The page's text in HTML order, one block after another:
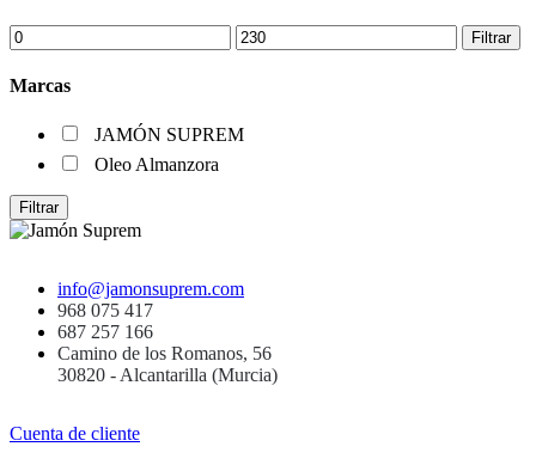
Precio
mínimo
Precio
máximo
Filtrar
Marcas
JAMÓN SUPREM
Oleo Almanzora
Filtrar
info@jamonsuprem.com
968 075 417
687 257 166
Camino de los Romanos, 56
30820 - Alcantarilla (Murcia)
Cuenta de cliente